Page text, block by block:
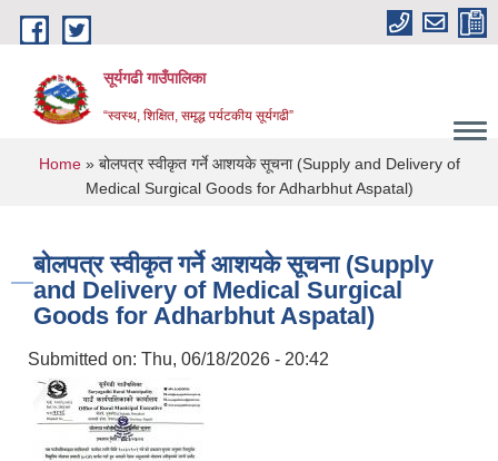
Skip to main content
सूर्यगढी गाउँपालिका
“स्वस्थ, शिक्षित, समृद्ध पर्यटकीय सूर्यगढी”
You are here
Home» बोलपत्र स्वीकृत गर्ने आशयके सूचना (Supply and Delivery of
Medical Surgical Goods for Adharbhut Aspatal)
बोलपत्र स्वीकृत गर्ने आशयके सूचना (Supply
and Delivery of Medical Surgical
Goods for Adharbhut Aspatal)
Submitted on: Thu, 06/18/2026 - 20:42